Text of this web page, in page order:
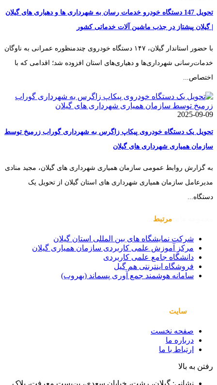
تحویل 147 دستگاه خودرو خدمات رسان به شهرداری ها و دهیاری های گیلان
| گیلان پیشتاز در جذب ماشین آلات خدماتی کشور
با حضور استاندار گیلان، ۱۴۷ دستگاه خودروی چندمنظوره عمرانی به ناوگان
خدمات‌رسانی شهرداری‌ها و دهیاری‌های استان افزوده شد؛ اقدامی که با
اختصاص...
2025-09-09
تحویل یک دستگاه خودروی پیکاپ زاگرس به شهرداری گوراب زرمیخ توسط
سازمان همیاری شهرداری های گیلان
به گزارش روابط عمومی سازمان همیاری شهرداری های گیلان، مجید منادی
مدیرعامل سازمان همیاری شهرداری های استان گیلان از تحویل یک
دستگاه...
مرتبط
شرکت نمایشگاه های بین المللی استان گیلان
مرکز آموزش علمی کاربردی سازمان همیاری گیلان
دانشگاه جامع علمی کاربردی
فروشگاه اینترنتی هم گیل
سامانه هوشمند جمع آوری پسماند (بهروب)
سایت
صفحه نخست
درباره ما
ارتباط با ما
رفتن به بالا
نشانی: گیلان، رشت، خیابان سعدی، بن‌بست معرفت، پلاک